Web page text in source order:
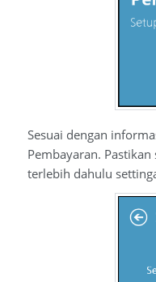
Sesuai dengan
Pembayaran.
terlebih dahulu